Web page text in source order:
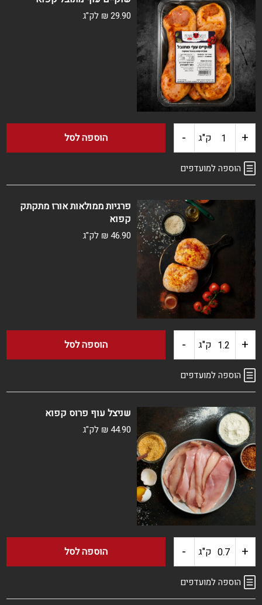
ממולאות
אורז
מתובל
קפוא
₪29.90 לק"ג
+ כמות
של
מתובל
ק"ג - הוספה לסל
הוספה למועדפים
פרגיות ממולאות אורז מתקתק
קפוא
₪46.90 לק"ג
+ כמות
של
ממולאות
אורז
מתקתק
קפוא
ק"ג - הוספה לסל
הוספה למועדפים
שניצל עוף פרוס קפוא
₪44.90 לק"ג
+ כמות
של
ק"ג - הוספה לסל
הוספה למועדפים